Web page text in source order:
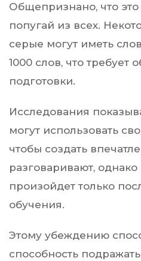
Общепризнано, что
попугай из всех.
серые могут иметь
1000 слов, что требует
подготовки.
Исследования
могут использовать
чтобы создать
разговаривают,
произойдет только
обучения.
Этому убеждению
способность